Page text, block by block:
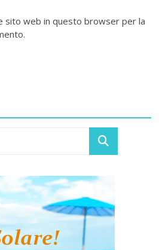
sito web in questo browser per la